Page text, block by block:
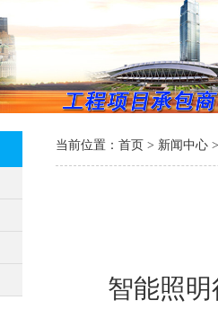
当前位置： 首页 > 新闻中心
智能照明行